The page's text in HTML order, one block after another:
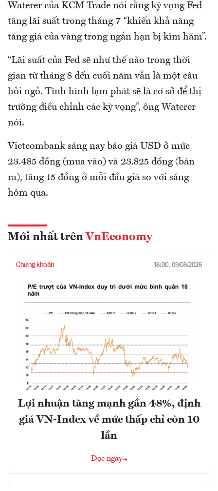
Waterer của KCM Trade nói rằng kỳ vọng Fed
tăng lãi suất trong tháng 7 “khiến khả năng
tăng giá của vàng trong ngắn hạn bị kìm hãm”.
“Lãi suất của Fed sẽ như thế nào trong thời
gian từ tháng 8 đến cuối năm vẫn là một câu
hỏi ngỏ. Tình hình lạm phát sẽ là cơ sở để thị
trường điều chỉnh các kỳ vọng”, ông Waterer
nói.
Vietcombank sáng nay báo giá USD ở mức
23.485 đồng (mua vào) và 23.825 đồng (bán
ra), tăng 15 đồng ở mỗi đầu giá so với sáng
hôm qua.
Mới nhất trên VnEconomy
Chứng khoán 18:00, 09/08/2026
Lợi nhuận tăng mạnh gần 48%, định
giá VN-Index về mức thấp chỉ còn 10
lần
Đọc ngay